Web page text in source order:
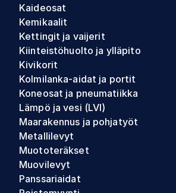
Kaideosat
Kemikaalit
Kettingit ja vaijerit
Kiinteistöhuolto ja ylläpito
Kivikorit
Kolmilanka-aidat ja portit
Koneosat ja pneumatiikka
Lämpö ja vesi (LVI)
Maarakennus ja pohjatyöt
Metallilevyt
Muototeräkset
Muovilevyt
Panssariaidat